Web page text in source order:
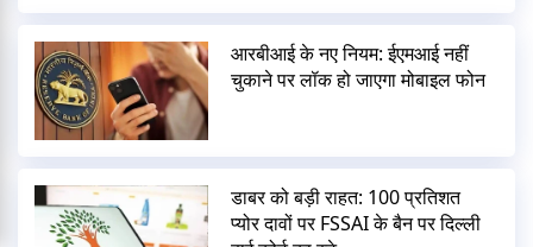
आरबीआई के नए नियम: ईएमआई नहीं
चुकाने पर लॉक हो जाएगा मोबाइल फोन
डाबर को बड़ी राहत: 100 प्रतिशत
प्योर दावों पर FSSAI के बैन पर दिल्ली